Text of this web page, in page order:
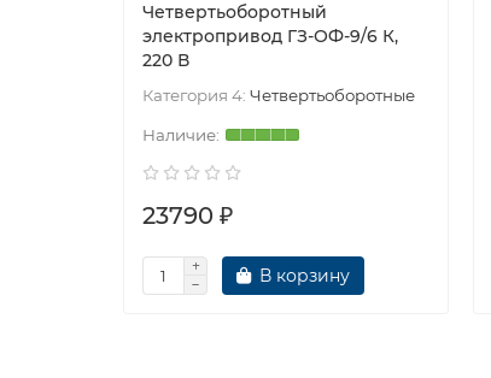
Четвертьоборотный
электропривод ГЗ-ОФ-9/6 К,
220 В
Категория 4: Четвертьоборотные
23790 ₽
В корзину